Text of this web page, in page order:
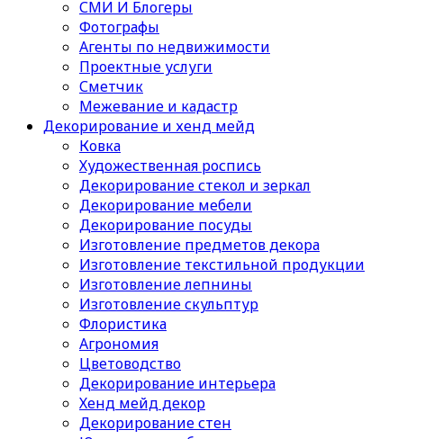
СМИ И Блогеры
Фотографы
Агенты по недвижимости
Проектные услуги
Сметчик
Межевание и кадастр
Декорирование и хенд мейд
Ковка
Художественная роспись
Декорирование стекол и зеркал
Декорирование мебели
Декорирование посуды
Изготовление предметов декора
Изготовление текстильной продукции
Изготовление лепнины
Изготовление скульптур
Флористика
Агрономия
Цветоводство
Декорирование интерьера
Хенд мейд декор
Декорирование стен